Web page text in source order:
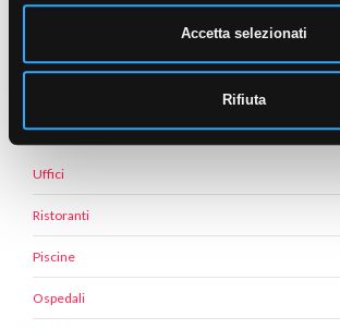
Accetta selezionati
Rifiuta
CATEGORIE REALIZZAZIONI
Uffici
Ristoranti
Piscine
Ospedali